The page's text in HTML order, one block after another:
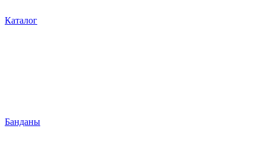
Каталог
Банданы